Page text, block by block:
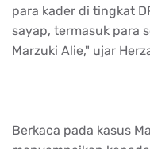
para kader di tingkat
sayap, termasuk para
Marzuki Alie," ujar
Berkaca pada kasus